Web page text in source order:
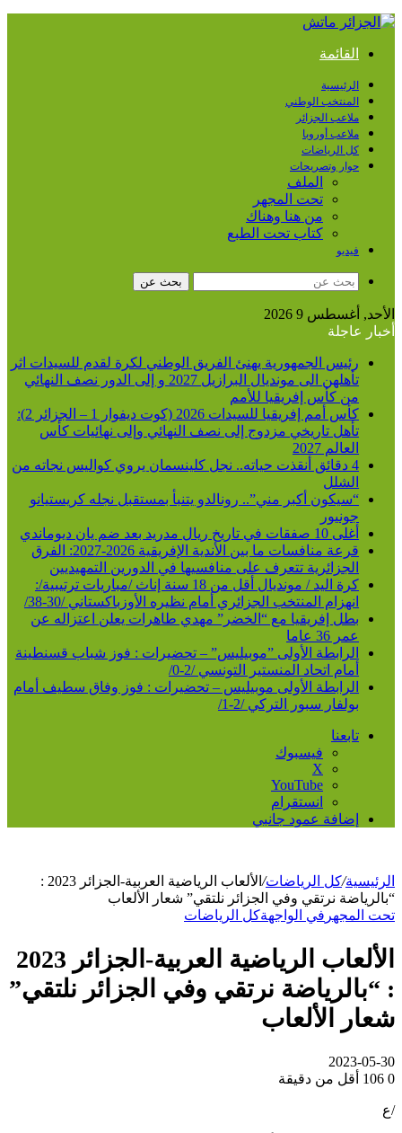
القائمة
الرئيسية
المنتخب الوطني
ملاعب الجزائر
ملاعب أوروبا
كل الرياضات
حوار وتصريحات
الملف
تحت المجهر
من هنا وهناك
كتاب تحت الطبع
فيديو
بحث عن
الأحد, أغسطس 9 2026
أخبار عاجلة
رئيس الجمهورية يهنئ الفريق الوطني لكرة لقدم للسيدات اثر
تأهلهن الى مونديال البرازيل 2027 و إلى الدور نصف النهائي
من كأس إفريقيا للأمم
كأس أمم إفريقيا للسيدات 2026 (كوت ديفوار 1 – الجزائر 2):
تأهل تاريخي مزدوج إلى نصف النهائي وإلى نهائيات كأس
العالم 2027
4 دقائق أنقذت حياته.. نجل كلينسمان يروي كواليس نجاته من
الشلل
“سيكون أكبر مني”.. رونالدو يتنبأ بمستقبل نجله كريستيانو
جونيور
أغلى 10 صفقات في تاريخ ريال مدريد بعد ضم يان ديوماندي
قرعة منافسات ما بين الأندية الإفريقية 2026-2027: الفرق
الجزائرية تتعرف على منافسيها في الدورين التمهيديين
كرة اليد / مونديال أقل من 18 سنة إناث /مباريات ترتيبية/:
انهزام المنتخب الجزائري أمام نظيره الأوزباكستاني /30-38/
بطل إفريقيا مع “الخضر” مهدي طاهرات يعلن اعتزاله عن
عمر 36 عاما
الرابطة الأولى ”موبيليس” – تحضيرات : فوز شباب قسنطينة
أمام اتحاد المنستير التونسي /2-0/
الرابطة الأولى موبيليس – تحضيرات : فوز وفاق سطيف أمام
بولفار سبور التركي /2-1/
تابعنا
فيسبوك
‫X
‫YouTube
انستقرام
إضافة عمود جانبي
الرئيسية/كل الرياضات/
الألعاب الرياضية العربية-الجزائر 2023 :
“بالرياضة نرتقي وفي الجزائر نلتقي” شعار الألعاب
تحت المجهر في الواجهةكل الرياضات
الألعاب الرياضية العربية-الجزائر 2023
: “بالرياضة نرتقي وفي الجزائر نلتقي”
شعار الألعاب
2023-05-30
0
أقل من دقيقة
/ع